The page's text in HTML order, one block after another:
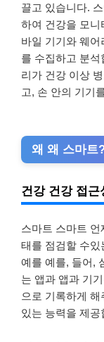
끌고 있습니다.
하여 건강을 모니
바일 기기와 웨
를 수집하고 분
리가 건강 이상
고, 손 안의 기기
왜 왜 스마트
건강 건강 접근
스마트 스마트
태를 점검할 수있
예를 예를, 들어,
는 앱과 앱과 기
으로 기록하게
있는 능력을 제